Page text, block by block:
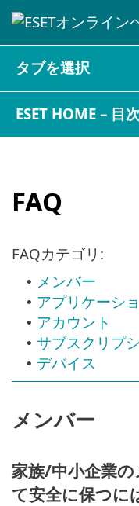
タブを選択
ESET HOME – 目次
FAQ
FAQカテゴリ:
• メンバー
• アプリケーシ
• アカウント
• サブスクリプ
• デバイス
メンバー
家族/中小企業
て安全に保つに